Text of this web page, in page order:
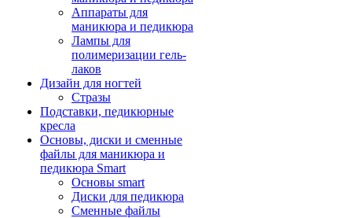
Аппараты для
маникюра и педикюра
Лампы для
полимеризации гель-
лаков
Дизайн для ногтей
Стразы
Подставки, педикюрные
кресла
Основы, диски и сменные
файлы для маникюра и
педикюра Smart
Основы smart
Диски для педикюра
Сменные файлы